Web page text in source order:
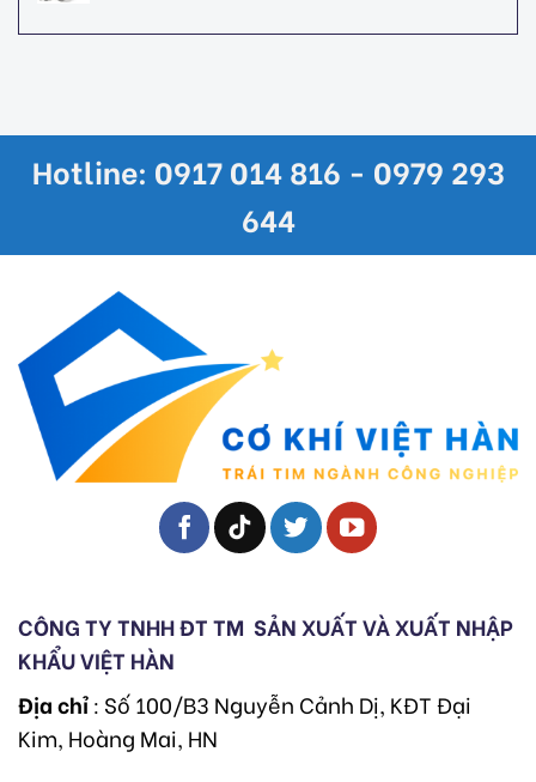
Hotline: 0917 014 816 - 0979 293
644
CÔNG TY TNHH ĐT TM SẢN XUẤT VÀ XUẤT NHẬP
KHẨU VIỆT HÀN
Địa chỉ: Số 100/B3 Nguyễn Cảnh Dị, KĐT Đại
Kim, Hoàng Mai, HN